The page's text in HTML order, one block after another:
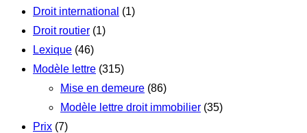
Droit international (1)
Droit routier (1)
Lexique (46)
Modèle lettre (315)
Mise en demeure (86)
Modèle lettre droit immobilier (35)
Prix (7)